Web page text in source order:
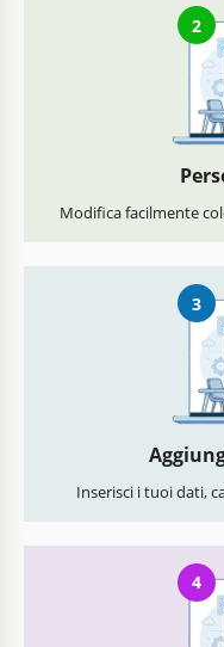
2
Modifica facilmente
3
Inserisci i tuoi dati,
4